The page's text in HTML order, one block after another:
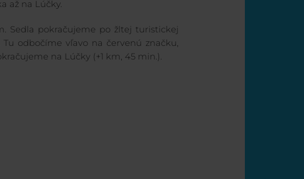
až na Lúčky.
Sedla pokračujeme po žltej turistickej
odbočíme vľavo na červenú značku,
na Lúčky (+1 km, 45 min.).